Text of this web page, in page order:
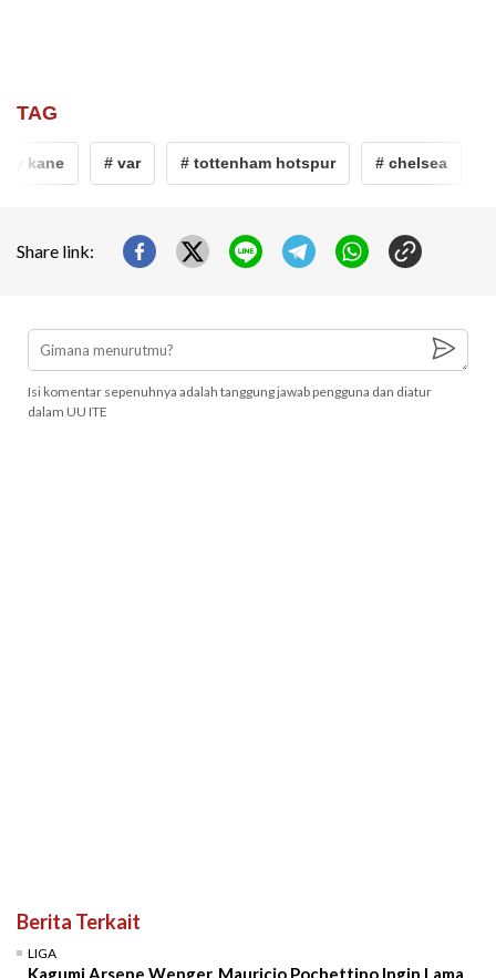
TAG
kane # var # tottenham hotspur # chelsea
Share link:
Isi komentar sepenuhnya adalah tanggung jawab pengguna dan diatur
dalam UU ITE
Berita Terkait
LIGA
Kagumi Arsene Wenger, Mauricio Pochettino Ingin Lama